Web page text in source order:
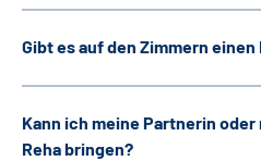
Gibt es auf den Zimmern einen
Kann ich meine Partnerin
Reha bringen?